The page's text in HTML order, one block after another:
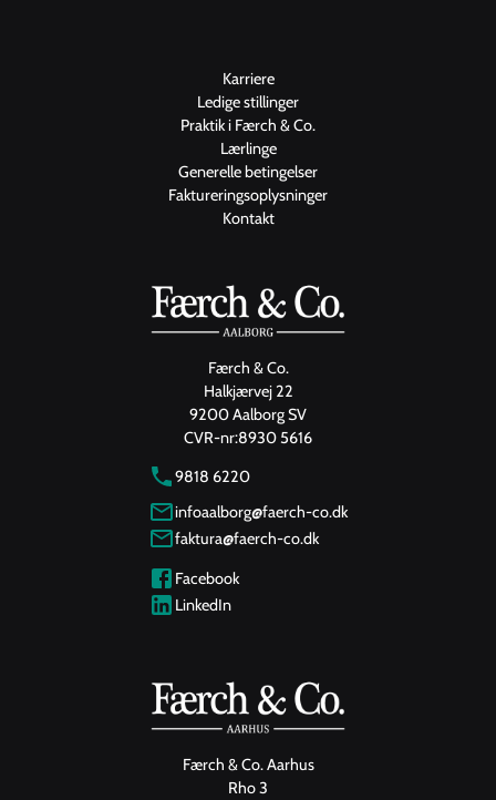
Karriere
Ledige stillinger
Praktik i Færch & Co.
Lærlinge
Generelle betingelser
Faktureringsoplysninger
Kontakt
Færch & Co.
Halkjærvej 22
9200 Aalborg SV
CVR-nr:8930 5616
9818 6220
infoaalborg@faerch-co.dk
faktura@faerch-co.dk
Facebook
LinkedIn
Færch & Co. Aarhus
Rho 3